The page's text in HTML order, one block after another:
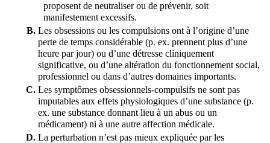
proposent de neutraliser ou de prévenir, soit
manifestement excessifs.
Les obsessions ou les compulsions ont à l’origine d’une
perte de temps considérable (p. ex. prennent plus d’une
heure par jour) ou d’une détresse cliniquement
significative, ou d’une altération du fonctionnement social,
professionnel ou dans d’autres domaines importants.
Les symptômes obsessionnels-compulsifs ne sont pas
imputables aux effets physiologiques d’une substance (p.
ex. une substance donnant lieu à un abus ou un
médicament) ni à une autre affection médicale.
La perturbation n’est pas mieux expliquée par les